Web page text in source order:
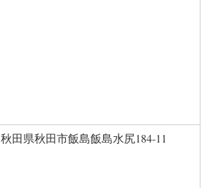
秋田県秋田市飯島飯島水尻184-11